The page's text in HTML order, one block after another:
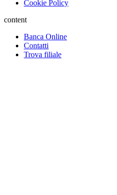
Cookie Policy
content
Banca Online
Contatti
Trova filiale